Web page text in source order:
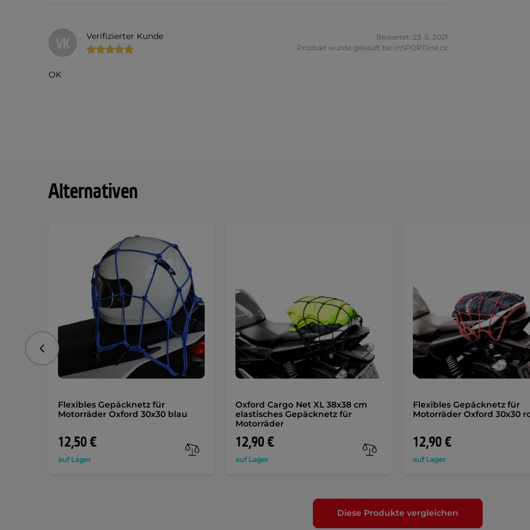
VK Verifizierter Kunde
Bewertet: 23. 5. 2021
Produkt wurde gekauft bei inSPORTline.cz
OK
Alternativen
Flexibles Gepäcknetz für
Motorräder Oxford 30x30 blau
12,50 €
auf Lager
Oxford Cargo Net XL 38x38 cm
elastisches Gepäcknetz für
Motorräder
12,90 €
auf Lager
Flexibles Gepäcknetz für
Motorräder Oxford 30x30
12,90 €
auf Lager
vorhergehend
Diese Produkte vergleichen